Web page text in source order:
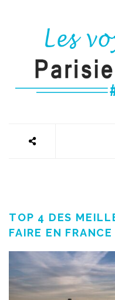
TOP 4 DES
FAIRE EN